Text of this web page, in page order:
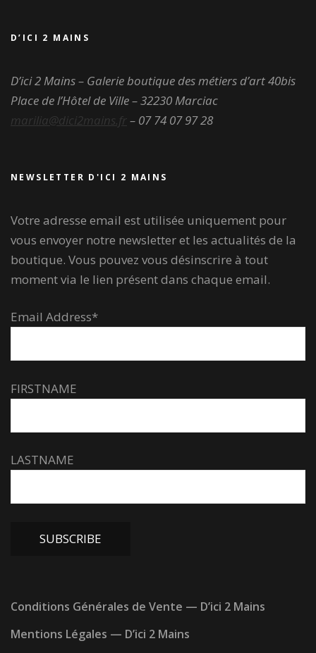
D’ICI 2 MAINS
D’ici 2 Mains – Galerie boutique des métiers d’art40bis
Place de l’Hôtel de Ville – 32230 Marciac
marilia@dici2mains.fr– 07 74 07 97 28
NEWSLETTER D'ICI 2 MAINS
Votre adresse email est utilisée uniquement pour
vous envoyer notre newsletter et les actualités de la
boutique. Vous pouvez vous désinscrire à tout
moment via le lien présent dans chaque email.
Email Address*
FIRSTNAME
LASTNAME
Conditions Générales de Vente — D’ici 2 Mains
Mentions Légales — D’ici 2 Mains